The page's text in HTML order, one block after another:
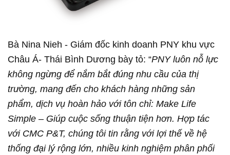
Bà Nina Nieh - Giám đốc kinh doanh PNY khu vực
Châu Á- Thái Bình Dương bày tỏ: “PNY luôn nỗ lực
không ngừng để nắm bắt đúng nhu cầu của thị
trường, mang đến cho khách hàng những sản
phẩm, dịch vụ hoàn hảo với tôn chỉ: Make Life
Simple – Giúp cuộc sống thuận tiện hơn. Hợp tác
với CMC P&T, chúng tôi tin rằng với lợi thế về hệ
thống đại lý rộng lớn, nhiều kinh nghiệm phân phối